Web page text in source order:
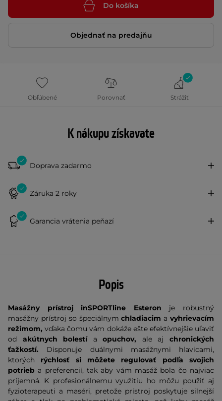
Do košíka
Objednať na predajňu
Obľúbené Porovnať Strážiť
K nákupu získavate
Doprava zadarmo
Záruka 2 roky
Garancia vrátenia peňazí
Popis
Masážny prístroj inSPORTline Esteron je robustný
masážny prístroj so špeciálnymchladiacim avyhrievacím
režimom, vďaka čomu vám dokáže ešte efektívnejšie uľaviť
od akútnych bolestíaopuchov, ale ajchronických
ťažkostí. Disponuje duálnymi masážnymi hlavicami,
ktorých rýchlosť si môžete regulovať podľa svojich
potrieb a preferencií, tak aby vám masáž bola čo najviac
príjemná. K profesionálnemu využitiu ho môžu použiť aj
fyzioterapeuti a maséri, pretože prístroj poskytuje silnejší